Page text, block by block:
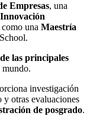
Empresas, una
una Maestría
las principales
mundo.
investigación
y otras evaluaciones
de posgrado.